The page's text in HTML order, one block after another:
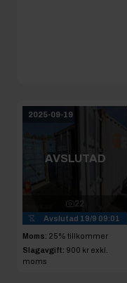
2025-09-19
AVSLUTAD
22
Avslutad 19/9 09:01
Moms: 25% tillkommer
Slagavgift: 900 kr exkl.
moms